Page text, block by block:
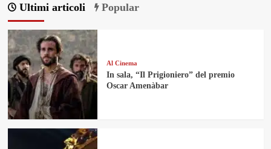
Ultimi articoli Popular
Al Cinema
In sala, “Il Prigioniero” del premio
Oscar Amenàbar